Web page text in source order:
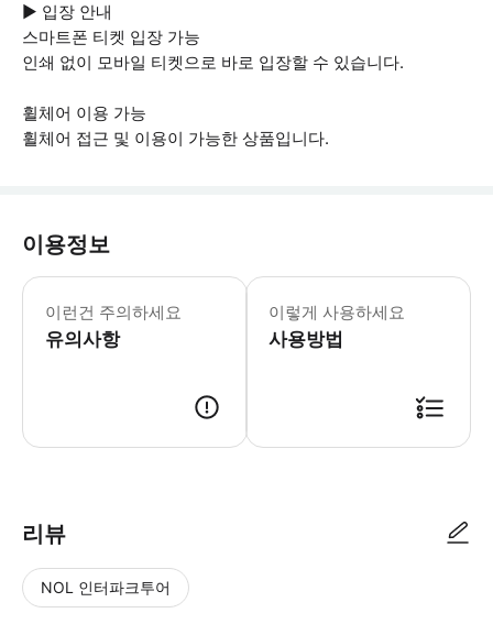
▶ 입장 안내
스마트폰 티켓 입장 가능
인쇄 없이 모바일 티켓으로 바로 입장할 수 있습니다.
휠체어 이용 가능
휠체어 접근 및 이용이 가능한 상품입니다.
이용정보
이런건 주의하세요
유의사항
▶ 꼭 알아두세요 * 오픈 날짜 티켓으
이렇게 사용하세요
사용방법
리뷰
NOL 인터파크투어